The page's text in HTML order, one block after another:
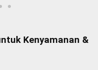
Kenyamanan &